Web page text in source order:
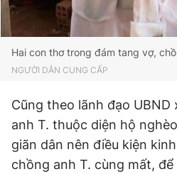
Hai con thơ trong đám tang vợ,
NGƯỜI DÂN CUNG CẤP
Cũng theo lãnh đạo UBND
anh T. thuộc diện hộ
giãn dân nên điều kiện
chồng anh T. cùng mất,